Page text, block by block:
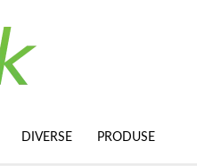
DIVERSE PRODUSE